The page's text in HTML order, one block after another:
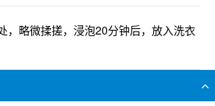
，略微揉搓，浸泡20分钟后，放入洗衣